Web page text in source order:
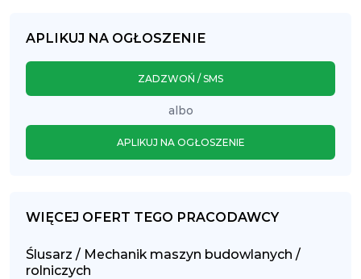
APLIKUJ NA OGŁOSZENIE
ZADZWOŃ / SMS
albo
APLIKUJ NA OGŁOSZENIE
WIĘCEJ OFERT TEGO PRACODAWCY
Ślusarz / Mechanik maszyn budowlanych /
rolniczych